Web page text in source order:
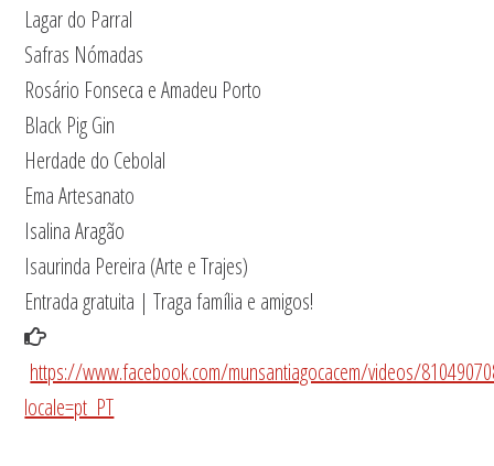
Lagar do Parral
Safras Nómadas
Rosário Fonseca e Amadeu Porto
Black Pig Gin
Herdade do Cebolal
Ema Artesanato
Isalina Aragão
Isaurinda Pereira (Arte e Trajes)
Entrada gratuita | Traga família e amigos!
https://www.facebook.com/munsantiagocacem/videos/
locale=pt_PT